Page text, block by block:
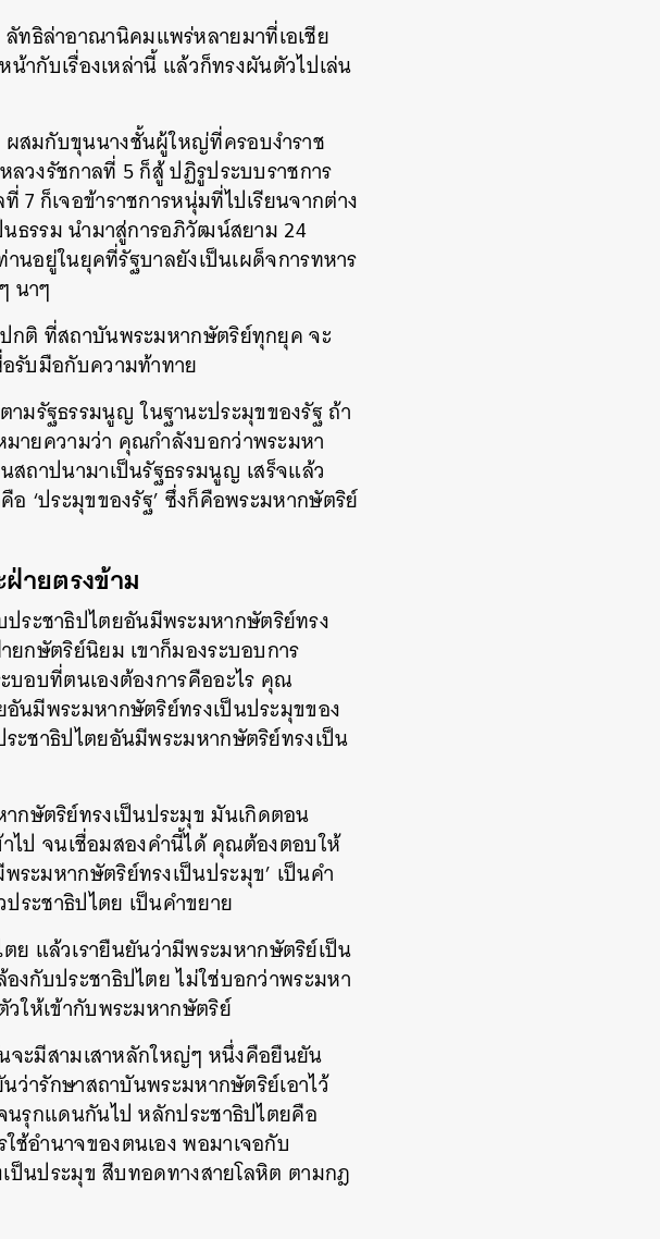
ทธิล่าอาณานิคมแพร่หลายมาที่เอเชีย
ากับเรื่องเหล่านี้ แล้วก็ทรงผันตัวไปเล่น
ผสมกับขุนนางชั้นผู้ใหญ่ที่ครอบงำราช
วงรัชกาลที่ 5 ก็สู้ ปฏิรูประบบราชการ
ก็เจอข้าราชการหนุ่มที่ไปเรียนจากต่าง
นธรรม นำมาสู่การอภิวัฒน์สยาม 24
นอยู่ในยุคที่รัฐบาลยังเป็นเผด็จการทหาร
นาๆ
ปกติ ที่สถาบันพระมหากษัตริย์ทุกยุค จะ
รับมือกับความท้าทาย
มรัฐธรรมนูญ ในฐานะประมุขของรัฐ ถ้า
ายความว่า คุณกำลังบอกว่าพระมหา
ถาปนามาเป็นรัฐธรรมนูญ เสร็จแล้ว
‘ประมุขของรัฐ’ ซึ่งก็คือพระมหากษัตริย์
ายตรงข้าม
ระชาธิปไตยอันมีพระมหากษัตริย์ทรง
กษัตริย์นิยม เขาก็มองระบอบการ
อบที่ตนเองต้องการคืออะไร คุณ
นมีพระมหากษัตริย์ทรงเป็นประมุขของ
ชาธิปไตยอันมีพระมหากษัตริย์ทรงเป็น
กษัตริย์ทรงเป็นประมุข มันเกิดตอน
ไป จนเชื่อมสองคำนี้ได้ คุณต้องตอบให้
ระมหากษัตริย์ทรงเป็นประมุข’ เป็นคำ
ระชาธิปไตย เป็นคำขยาย
แล้วเรายืนยันว่ามีพระมหากษัตริย์เป็น
กับประชาธิปไตย ไม่ใช่บอกว่าพระมหา
ให้เข้ากับพระมหากษัตริย์
จะมีสามเสาหลักใหญ่ๆ หนึ่งคือยืนยัน
ว่ารักษาสถาบันพระมหากษัตริย์เอาไว้
รุกแดนกันไป หลักประชาธิปไตยคือ
ช้อำนาจของตนเอง พอมาเจอกับ
ป็นประมุข สืบทอดทางสายโลหิต ตามกฎ